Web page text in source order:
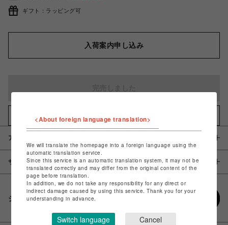
ギフト：ラッピング可
入荷案内申し込み
アイテム説明 / 素材
サイズ
シェアする
<About foreign language translation>
We will translate the homepage into a foreign language using the
automatic translation service.
Since this service is an automatic translation system, it may not be
translated correctly and may differ from the original content of the
page before translation.
In addition, we do not take any responsibility for any direct or
indirect damage caused by using this service. Thank you for your
understanding in advance.
Switch language Cancel